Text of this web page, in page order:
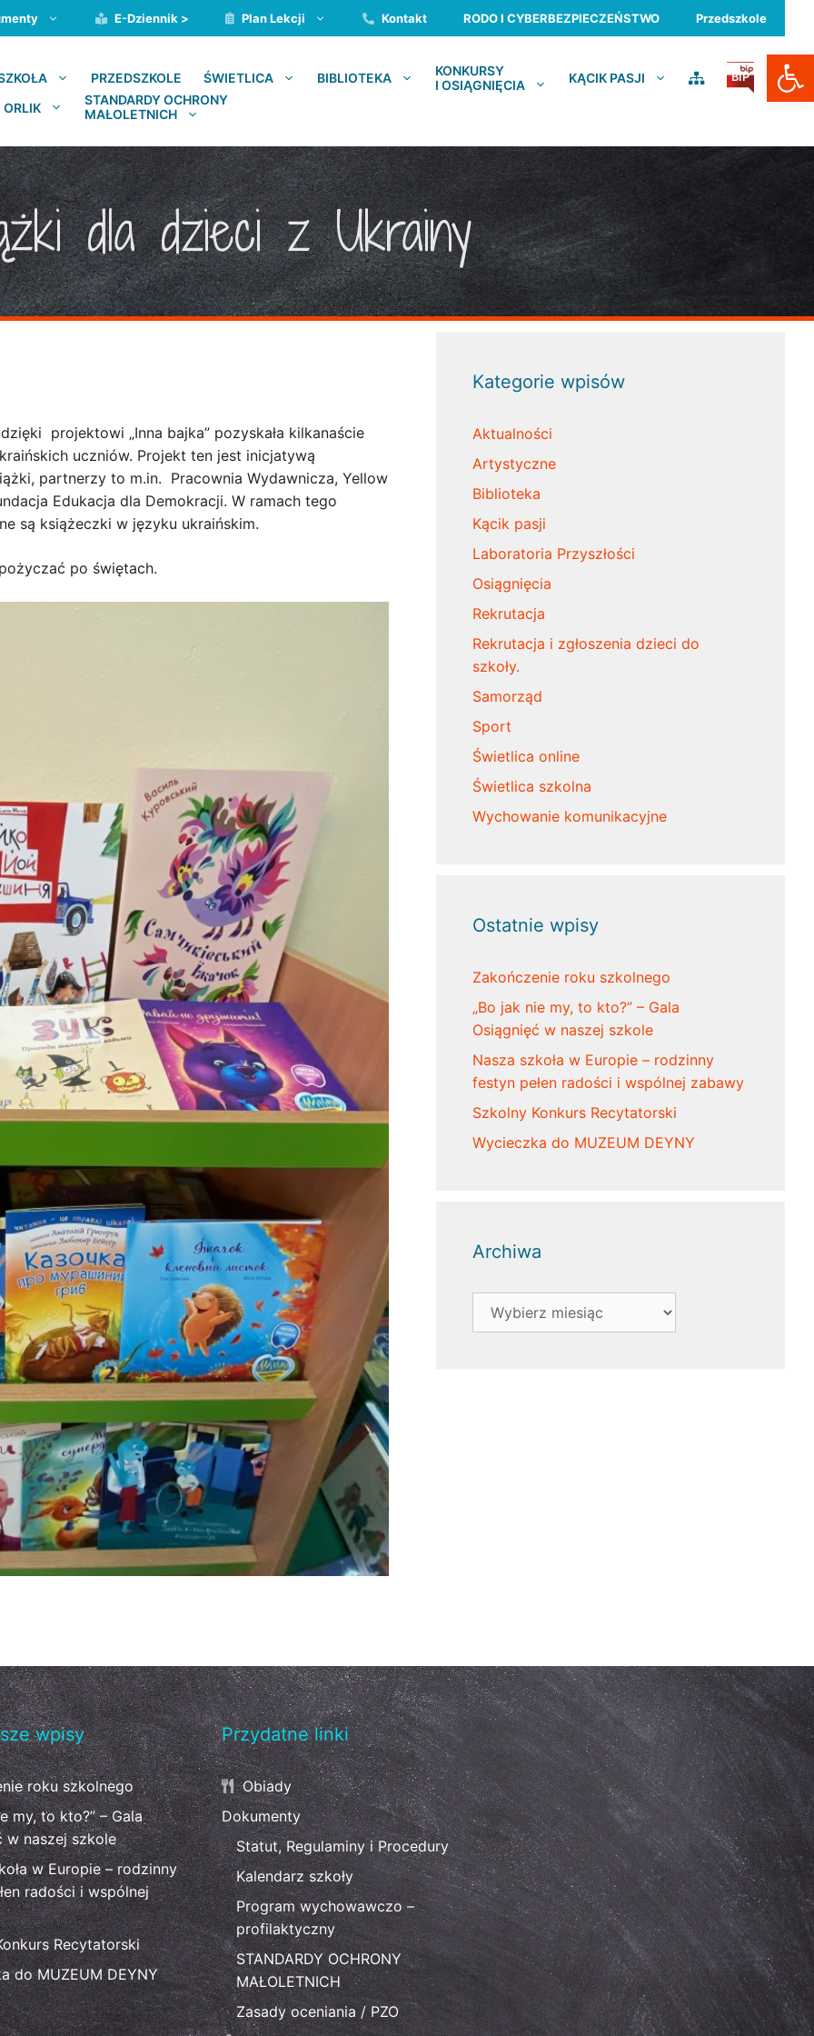
E-Dziennik > Plan Lekcji Kontakt RODO I CYBERBEZPIECZEŃSTWO Przedszkole
PRZEDSZKOLE ŚWIETLICA BIBLIOTEKA
KONKURSY
I OSIĄGNIĘCIA
KĄCIK PASJI BIP
ORLIK
STANDARDY OCHRONY
MAŁOLETNICH
dla dzieci z Ukrainy
projektowi „Inna bajka” pozyskała kilkanaście
uczniów. Projekt ten jest inicjatywą
partnerzy to m.in. Pracownia Wydawnicza, Yellow
Edukacja dla Demokracji. W ramach tego
są książeczki w języku ukraińskim.
po świętach.
Kategorie wpisów
Aktualności
Artystyczne
Biblioteka
Kącik pasji
Laboratoria Przyszłości
Osiągnięcia
Rekrutacja
Rekrutacja i zgłoszenia dzieci do
szkoły.
Samorząd
Sport
Świetlica online
Świetlica szkolna
Wychowanie komunikacyjne
Ostatnie wpisy
Zakończenie roku szkolnego
„Bo jak nie my, to kto?” – Gala
Osiągnięć w naszej szkole
Nasza szkoła w Europie – rodzinny
festyn pełen radości i wspólnej zabawy
Szkolny Konkurs Recytatorski
Wycieczka do MUZEUM DEYNY
Archiwa
Archiwa
wpisy
roku szkolnego
my, to kto?” – Gala
w naszej szkole
w Europie – rodzinny
radości i wspólnej
Recytatorski
do MUZEUM DEYNY
Przydatne linki
Obiady
Dokumenty
Statut, Regulaminy i Procedury
Kalendarz szkoły
Program wychowawczo –
profilaktyczny
STANDARDY OCHRONY
MAŁOLETNICH
Zasady oceniania / PZO